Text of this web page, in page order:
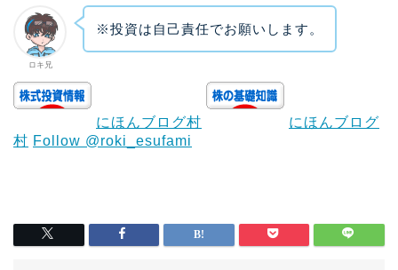
ロキ兄
※投資は自己責任でお願いします。
にほんブログ村
にほんブログ
村 Follow @roki_esufami